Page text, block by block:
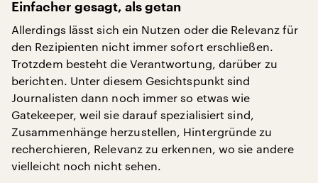
Einfacher gesagt, als getan
Allerdings lässt sich ein Nutzen oder die Relevanz für
den Rezipienten nicht immer sofort erschließen.
Trotzdem besteht die Verantwortung, darüber zu
berichten. Unter diesem Gesichtspunkt sind
Journalisten dann noch immer so etwas wie
Gatekeeper, weil sie darauf spezialisiert sind,
Zusammenhänge herzustellen, Hintergründe zu
recherchieren, Relevanz zu erkennen, wo sie andere
vielleicht noch nicht sehen.